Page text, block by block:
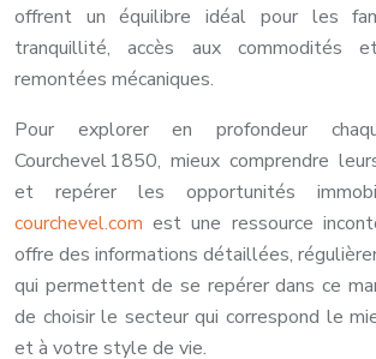
offrent un équilibre idéal pour les
tranquillité, accès aux commodités
remontées mécaniques.
Pour explorer en profondeur
Courchevel 1850, mieux comprendre
et repérer les opportunités
courchevel.com est une ressource
offre des informations détaillées,
qui permettent de se repérer dans ce
de choisir le secteur qui correspond le
et à votre style de vie.